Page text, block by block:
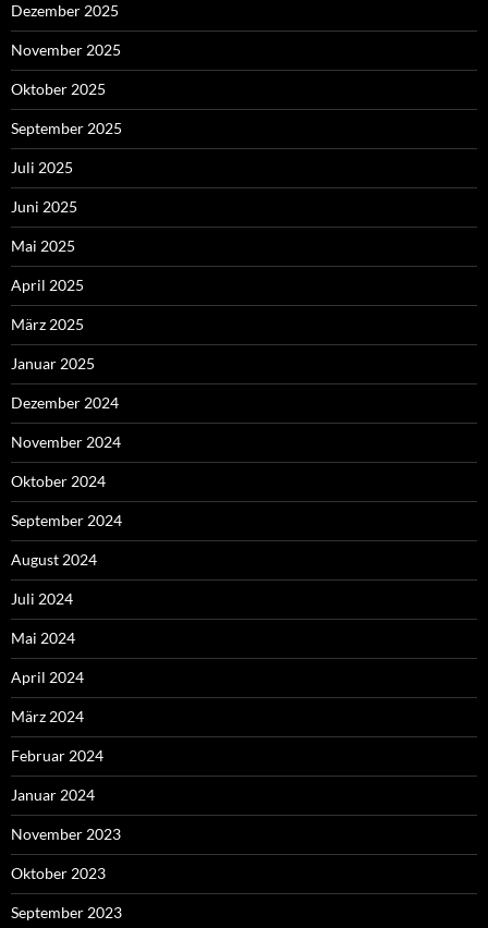
Dezember 2025
November 2025
Oktober 2025
September 2025
Juli 2025
Juni 2025
Mai 2025
April 2025
März 2025
Januar 2025
Dezember 2024
November 2024
Oktober 2024
September 2024
August 2024
Juli 2024
Mai 2024
April 2024
März 2024
Februar 2024
Januar 2024
November 2023
Oktober 2023
September 2023